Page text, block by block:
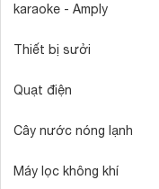
karaoke - Amply
Thiết bị sưởi
Quạt điện
Cây nước nóng lạnh
Máy lọc không khí